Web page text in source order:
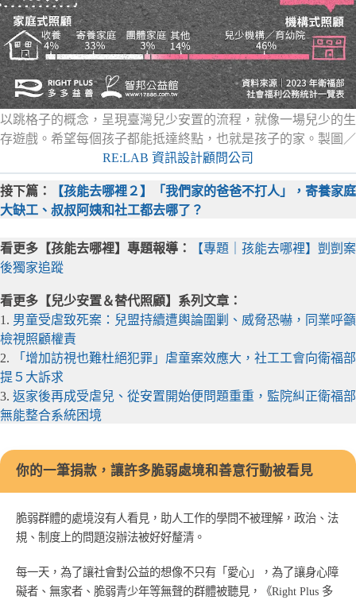
以跳格子的概念，呈現臺灣兒少安置的流程，就像一場兒少的生
存遊戲。希望每個孩子都能抵達終點，也就是孩子的家。製圖／
RE:LAB 資訊設計顧問公司
接下篇：
【孩能去哪裡２】「我們家的爸爸不打人」，寄養家庭
大缺工、叔叔阿姨和社工都去哪了？
看更多【孩能去哪裡】專題報導：
【專題｜孩能去哪裡】剴剴案
後獨家追蹤
看更多【兒少安置＆替代照顧】系列文章：
1. 男童受虐致死案：兒盟持續遭輿論圍剿、威脅恐嚇，同業呼籲
檢視照顧權責
2.
「增加訪視也難杜絕犯罪」虐童案效應大，社工工會向衛福部
提５大訴求
3. 返家後再成受虐兒、從安置開始便問題重重，監院糾正衛福部
無能整合系統困境
你的一筆捐款，讓許多脆弱處境和善意行動被看見
脆弱群體的處境沒有人看見，助人工作的學問不被理解，政治、法
規、制度上的問題沒辦法被好好釐清。
每一天，為了讓社會對公益的想像不只有「愛心」，為了讓身心障
礙者、無家者、脆弱青少年等無聲的群體被聽見，《Right Plus 多